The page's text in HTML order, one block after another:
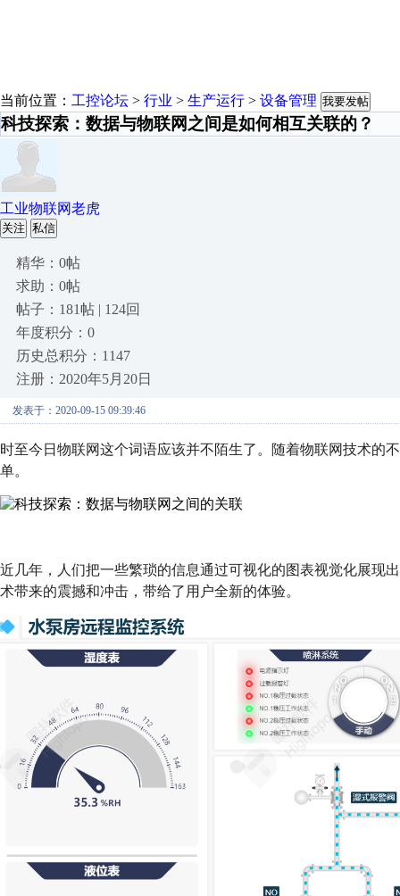
当前位置： 工控论坛 > 行业 > 生产运行 > 设备管理 我要发帖
科技探索：数据与物联网之间是如何相互关联的？
工业物联网老虎
关注 私信
精华：0帖
求助：0帖
帖子：181帖 | 124回
年度积分：0
历史总积分：1147
注册：2020年5月20日
发表于：2020-09-15 09:39:46
时至今日物联网这个词语应该并不陌生了。随着物联网技术的
单。
近几年，人们把一些繁琐的信息通过可视化的图表视觉化展现
术带来的震撼和冲击，带给了用户全新的体验。